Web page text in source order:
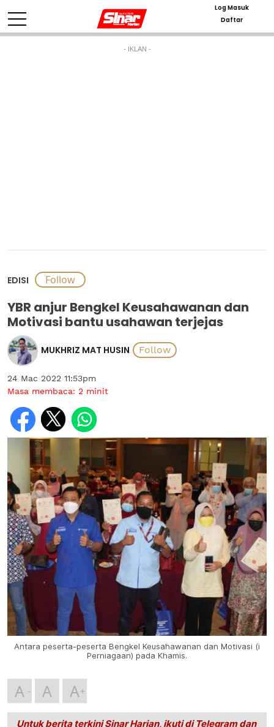
Log Masuk
Daftar
- IKLAN -
EDISI
YBR anjur Bengkel Keusahawanan dan
Motivasi bantu usahawan terjejas
MUKHRIZ MAT HUSIN
24 Mac 2022 11:53pm
Masa membaca: 2 minit
Antara peserta-peserta Bengkel Keusahawanan dan Motivasi (i
Perniagaan) pada Khamis.
A A A
Untuk berita terkini Sinar Harian, ikuti di Telegramdan